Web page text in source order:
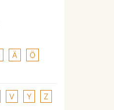
Ä
Ö
V Y Z